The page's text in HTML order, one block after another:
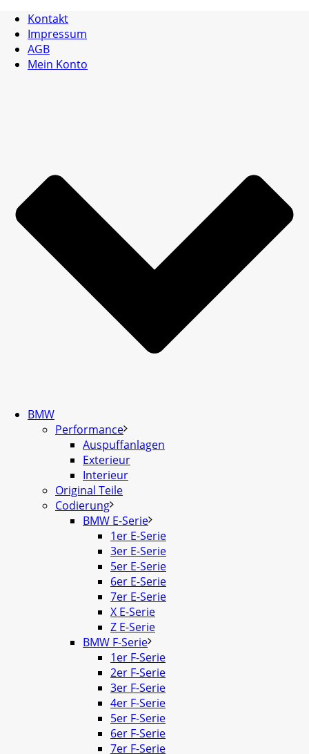
Kontakt
Impressum
AGB
Mein Konto
BMW
Performance
Auspuffanlagen
Exterieur
Interieur
Original Teile
Codierung
BMW E-Serie
1er E-Serie
3er E-Serie
5er E-Serie
6er E-Serie
7er E-Serie
X E-Serie
Z E-Serie
BMW F-Serie
1er F-Serie
2er F-Serie
3er F-Serie
4er F-Serie
5er F-Serie
6er F-Serie
7er F-Serie